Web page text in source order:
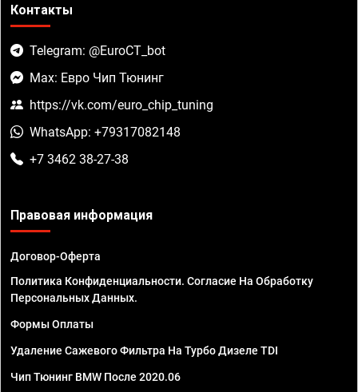
Контакты
Telegram: @EuroCT_bot
Max: Евро Чип Тюнинг
https://vk.com/euro_chip_tuning
WhatsApp: +79317082148
+7 3462 38-27-38
Правовая информация
Договор-Оферта
Политика Конфиденциальности. Согласие На Обработку
Персональных Данных.
Формы Оплаты
Удаление Сажевого Фильтра На Турбо Дизеле TDI
Чип Тюнинг BMW После 2020.06